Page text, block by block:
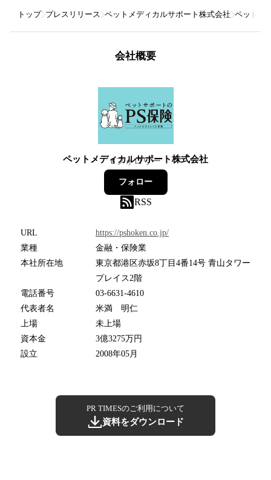
トップ プレスリリース ペットメディカルサポート株式会社 ペットの
会社概要
ペットメディカルサポート株式会社
8フォロワー
フォロー
RSS
URL
https://pshoken.co.jp/
業種
金融・保険業
本社所在地
東京都港区赤坂8丁目4番14号 青山タワー
プレイス2階
電話番号
03-6631-4610
代表者名
米満 明仁
上場
未上場
資本金
3億3275万円
設立
2008年05月
PR TIMESのご利用について
資料をダウンロード